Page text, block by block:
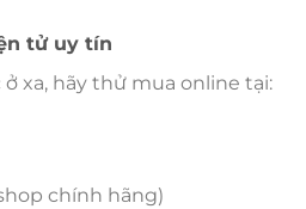
tử uy tín
xa, hãy thử mua online tại:
chính hãng)